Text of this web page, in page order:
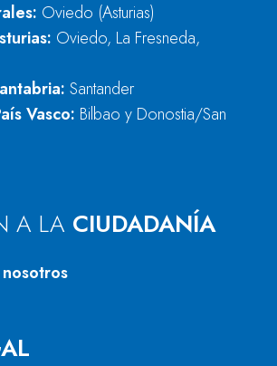
Oviedo (Asturias)
Oviedo, La Fresneda,
Santander
Vasco: Bilbao y Donostia/San
A LA CIUDADANÍA